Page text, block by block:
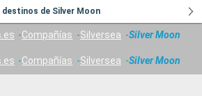
destinos de Silver Moon
Compañías Silversea Silver Moon
Compañías Silversea Silver Moon